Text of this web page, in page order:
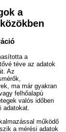
a
a
téve az adatok
Az
ma már gyakran
felhőalapú
valós időben
adatokat.
működő
a mérési adatok